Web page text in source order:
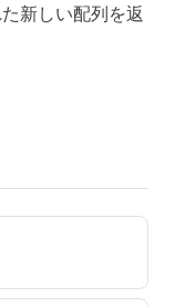
新しい配列を返